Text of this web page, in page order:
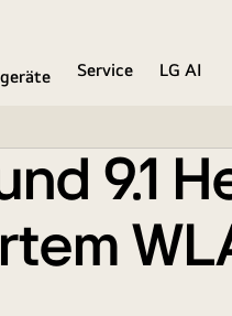
Service
LG AI
Blu-ray Player,
9.1